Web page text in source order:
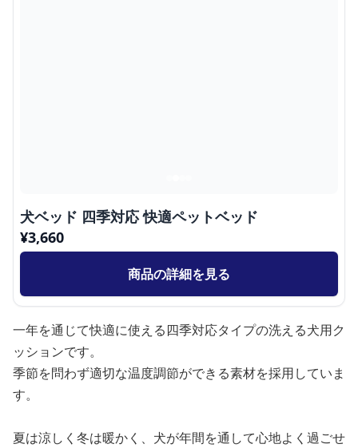
犬ベッド 四季対応 快適ペットベッド
¥3,660
商品の詳細を見る
一年を通じて快適に使える四季対応タイプの洗える犬用ク
ッションです。
季節を問わず適切な温度調節ができる素材を採用していま
す。
夏は涼しく冬は暖かく、犬が年間を通して心地よく過ごせ